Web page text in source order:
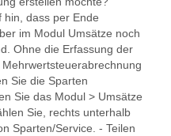
hin, dass per Ende
im Modul Umsätze noch
Ohne die Erfassung der
Sie die Sparten
Sie das Modul > Umsätze
Sie, rechts unterhalb
Sparten/Service. - Teilen